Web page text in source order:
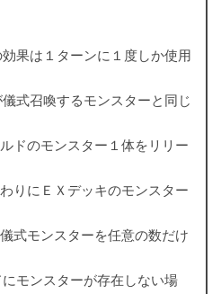
果は１ターンに１度しか使用
式召喚するモンスターと同じ
ドのモンスター１体をリリー
りにＥＸデッキのモンスター
式モンスターを任意の数だけ
モンスターが存在しない場